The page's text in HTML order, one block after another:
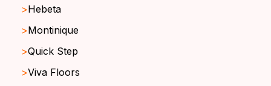
Hebeta
Montinique
Quick Step
Viva Floors